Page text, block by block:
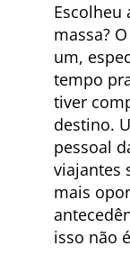
Escolheu
massa?
um,
tempo
tiver
destino.
pessoal
viajantes
mais
isso não